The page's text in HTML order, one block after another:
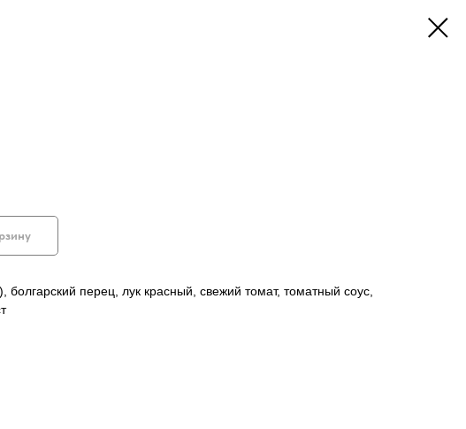
болгарский перец, лук красный, свежий томат, томатный соус,